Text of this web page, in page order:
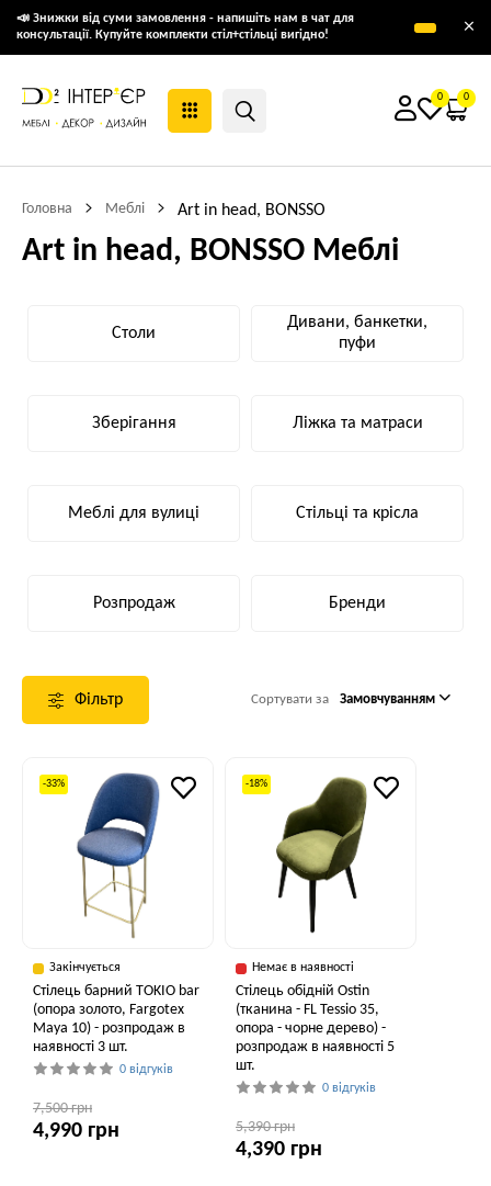
📣 Знижки від суми замовлення - напишіть нам в чат для
консультації. Купуйте комплекти стіл+стільці вигідно!
×
0 0
Головна Меблі Art in head, BONSSO
Art in head, BONSSO Меблі
Столи
Дивани, банкетки,
пуфи
Зберігання Ліжка та матраси
Меблі для вулиці Стільці та крісла
Розпродаж Бренди
Фільтр Сортувати за Замовчуванням
-33%
Закінчується
Стілець барний TOKIO bar
(опора золото, Fargotex
Maya 10) - розпродаж в
наявності 3 шт.
0 відгуків
7,500 грн
4,990 грн
-18%
Немає в наявності
Стілець обідній Ostin
(тканина - FL Tessio 35,
опора - чорне дерево) -
розпродаж в наявності 5
шт.
0 відгуків
5,390 грн
4,390 грн